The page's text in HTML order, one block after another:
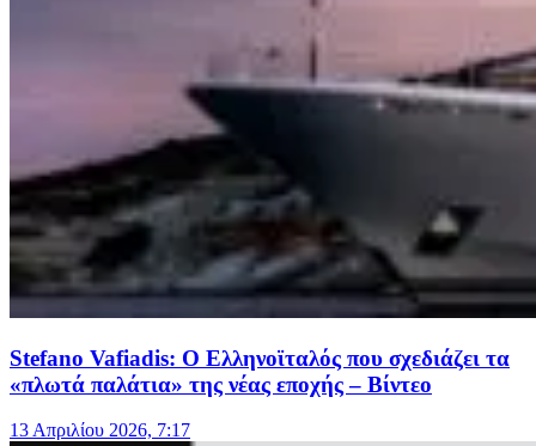
Stefano Vafiadis: Ο Ελληνοϊταλός που σχεδιάζει τα
«πλωτά παλάτια» της νέας εποχής – Βίντεο
13 Απριλίου 2026, 7:17